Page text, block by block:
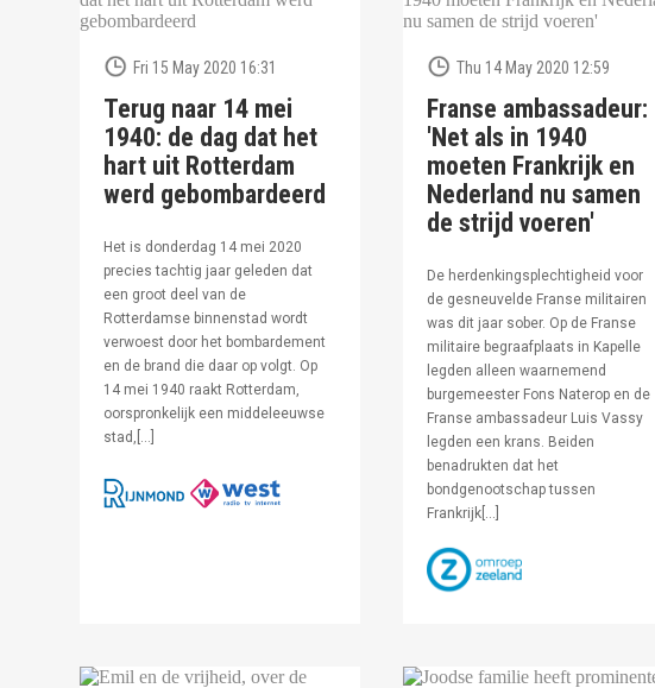
Fri 15 May 2020 16:31
Terug naar 14 mei
1940: de dag dat het
hart uit Rotterdam
werd gebombardeerd
Het is donderdag 14 mei 2020
precies tachtig jaar geleden dat
een groot deel van de
Rotterdamse binnenstad wordt
verwoest door het bombardement
en de brand die daar op volgt. Op
14 mei 1940 raakt Rotterdam,
oorspronkelijk een middeleeuwse
stad,[…]
Thu 14 May 2020 12:59
Franse ambassadeur:
'Net als in 1940
moeten Frankrijk en
Nederland nu samen
de strijd voeren'
De herdenkingsplechtigheid voor
de gesneuvelde Franse militairen
was dit jaar sober. Op de Franse
militaire begraafplaats in Kapelle
legden alleen waarnemend
burgemeester Fons Naterop en de
Franse ambassadeur Luis Vassy
legden een krans. Beiden
benadrukten dat het
bondgenootschap tussen
Frankrijk[…]